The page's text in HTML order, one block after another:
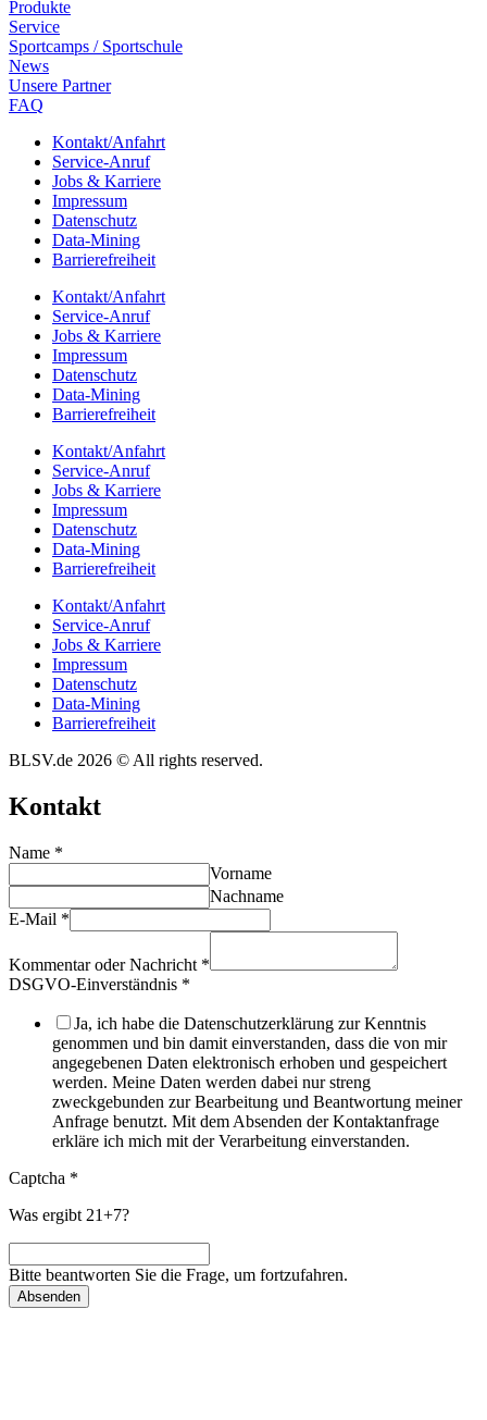
Produkte
Service
Sport­camps / Sportschule
News
Unsere Part­ner
FAQ
Kontakt/​​Anfahrt
Service-Anruf
Jobs & Karriere
Impres­sum
Daten­schutz
Data-Mining
Barrie­re­frei­heit
Kontakt/​​Anfahrt
Service-Anruf
Jobs & Karriere
Impres­sum
Daten­schutz
Data-Mining
Barrie­re­frei­heit
Kontakt/​​Anfahrt
Service-Anruf
Jobs & Karriere
Impres­sum
Daten­schutz
Data-Mining
Barrie­re­frei­heit
Kontakt/​​Anfahrt
Service-Anruf
Jobs & Karriere
Impres­sum
Daten­schutz
Data-Mining
Barrie­re­frei­heit
BLSV.de 2026 © All rights reserved.
Kontakt
Name *
Vorname
Nachname
E-Mail *
Kommentar oder Nachricht *
DSGVO-Einverständnis *
Ja, ich habe die Datenschutzerklärung zur Kenntnis
genommen und bin damit einverstanden, dass die von mir
angegebenen Daten elektronisch erhoben und gespeichert
werden. Meine Daten werden dabei nur streng
zweckgebunden zur Bearbeitung und Beantwortung meiner
Anfrage benutzt. Mit dem Absenden der Kontaktanfrage
erkläre ich mich mit der Verarbeitung einverstanden.
Captcha *
Was ergibt 21+7?
Bitte beantworten Sie die Frage, um fortzufahren.
Absenden